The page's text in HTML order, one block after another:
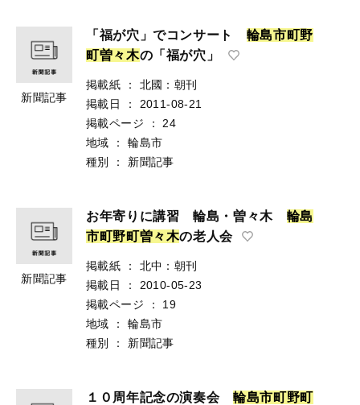
新聞記事
「福が穴」でコンサート 輪島市町野
町曽々木の「福が穴」
掲載紙 ：
北國：朝刊
掲載日
：
2011-08-21
掲載ページ
：
24
地域
：
輪島市
種別
： 新聞記事
新聞記事
お年寄りに講習 輪島・曽々木 輪島
市町野町曽々木の老人会
掲載紙 ：
北中：朝刊
掲載日
：
2010-05-23
掲載ページ
：
19
地域
：
輪島市
種別
： 新聞記事
１０周年記念の演奏会輪島市町野町